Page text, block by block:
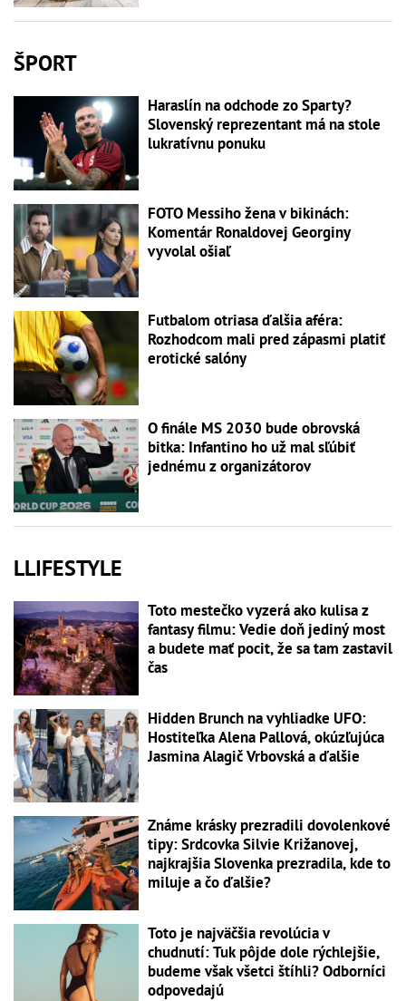
ŠPORT
Haraslín na odchode zo Sparty?
Slovenský reprezentant má na stole
lukratívnu ponuku
FOTO Messiho žena v bikinách:
Komentár Ronaldovej Georginy
vyvolal ošiaľ
Futbalom otriasa ďalšia aféra:
Rozhodcom mali pred zápasmi platiť
erotické salóny
O finále MS 2030 bude obrovská
bitka: Infantino ho už mal sľúbiť
jednému z organizátorov
LLIFESTYLE
Toto mestečko vyzerá ako kulisa z
fantasy filmu: Vedie doň jediný most
a budete mať pocit, že sa tam zastavil
čas
Hidden Brunch na vyhliadke UFO:
Hostiteľka Alena Pallová, okúzľujúca
Jasmina Alagič Vrbovská a ďalšie
Známe krásky prezradili dovolenkové
tipy: Srdcovka Silvie Križanovej,
najkrajšia Slovenka prezradila, kde to
miluje a čo ďalšie?
Toto je najväčšia revolúcia v
chudnutí: Tuk pôjde dole rýchlejšie,
budeme však všetci štíhli? Odborníci
odpovedajú